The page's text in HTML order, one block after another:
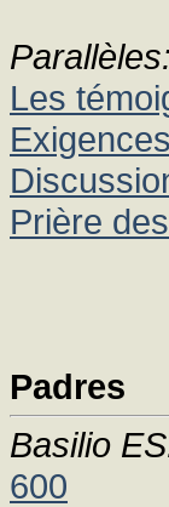
Parallèles:
Les
Prière
Padres
Basilio
600